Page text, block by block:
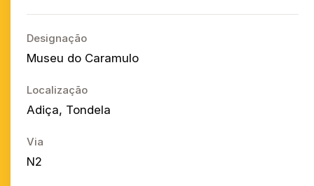
Designação
Museu do Caramulo
Localização
Adiça, Tondela
Via
N2